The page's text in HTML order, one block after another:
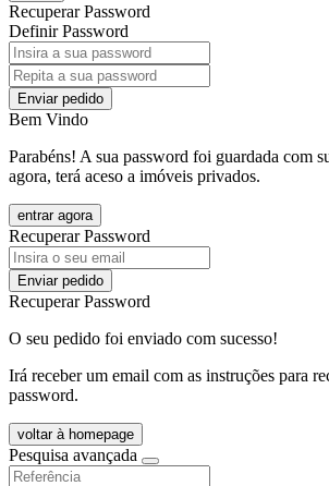
Recuperar Password
Definir Password
Enviar pedido
Bem Vindo
Parabéns! A sua password foi guardada com
agora, terá aceso a imóveis privados.
entrar agora
Recuperar Password
Enviar pedido
Recuperar Password
O seu pedido foi enviado com sucesso!
Irá receber um email com as instruções para
password.
voltar à homepage
Pesquisa avançada